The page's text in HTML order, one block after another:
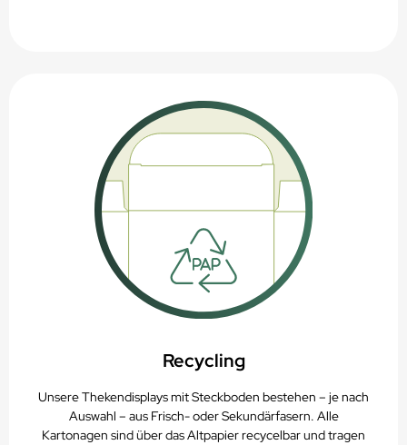
Recycling
UnsereThekendisplays mit Steckboden bestehen – je nach
Auswahl – aus Frisch- oder Sekundärfasern. Alle
Kartonagen sind über das Altpapier recycelbar und tragen